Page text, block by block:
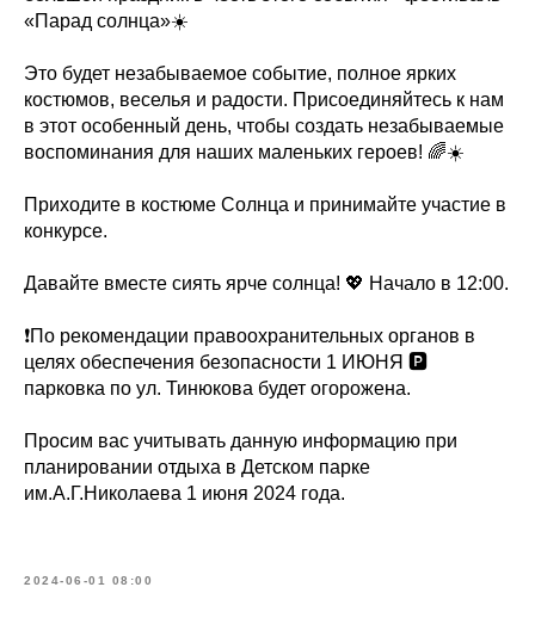
«Парад солнца»☀️
Это будет незабываемое событие, полное ярких
костюмов, веселья и радости. Присоединяйтесь к нам
в этот особенный день, чтобы создать незабываемые
воспоминания для наших маленьких героев! 🌈☀️
Приходите в костюме Солнца и принимайте участие в
конкурсе.
Давайте вместе сиять ярче солнца! 💖 Начало в 12:00.
❗️По рекомендации правоохранительных органов в
целях обеспечения безопасности 1 ИЮНЯ 🅿️
парковка по ул. Тинюкова будет огорожена.
Просим вас учитывать данную информацию при
планировании отдыха в Детском парке
им.А.Г.Николаева 1 июня 2024 года.
2024-06-01 08:00